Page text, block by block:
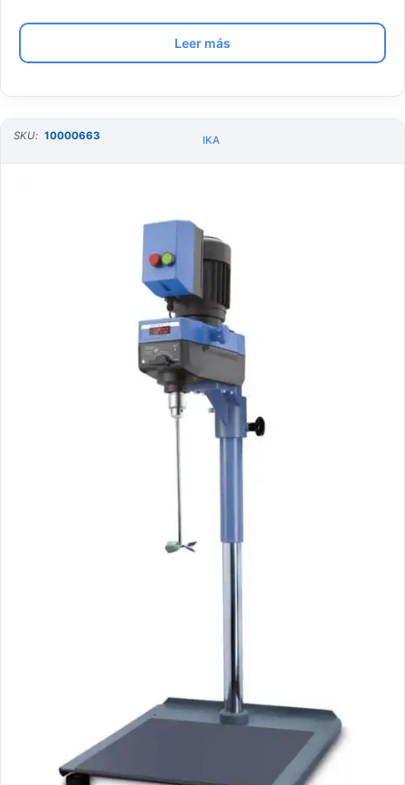
Leer más
SKU: 10000663 IKA